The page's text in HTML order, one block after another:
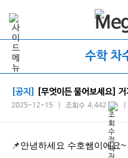
수학 차
[공지] [무엇이든 물어보세요]
2025-12-15 | 조회수 4,442 |
📌안녕하세요 수호쌤이에요~